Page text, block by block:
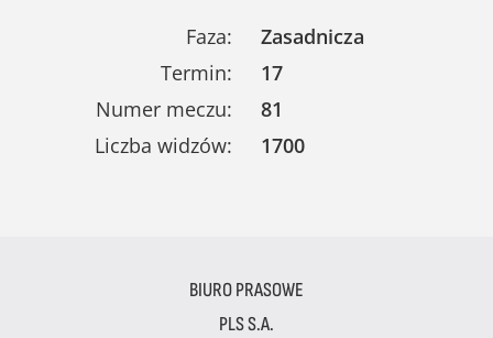
Faza:
Zasadnicza
Termin:
17
Numer meczu:
81
Liczba widzów:
1700
BIURO PRASOWE
PLS S.A.